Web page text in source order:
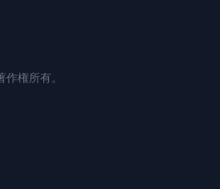
権所有。